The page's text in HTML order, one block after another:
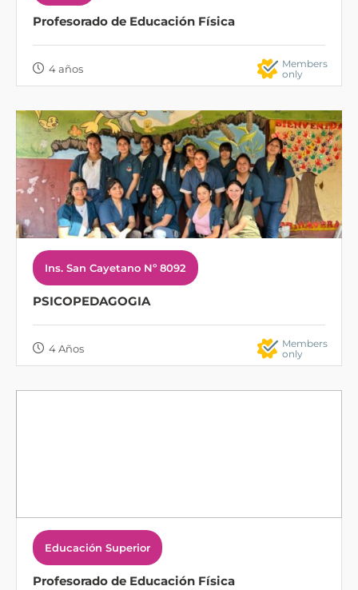
Profesorado de Educación Física
4 años
Members
only
Ins. San Cayetano Nº 8092
PSICOPEDAGOGIA
4 Años
Members
only
Educación Superior
Profesorado de Educación Física